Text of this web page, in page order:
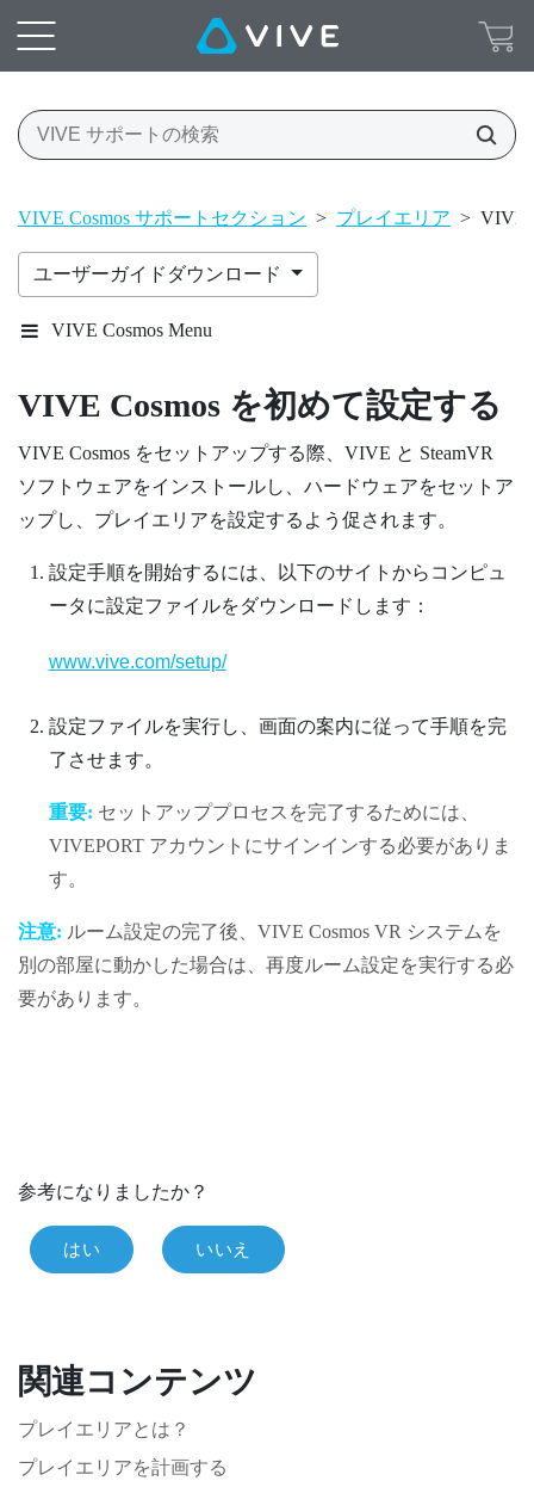
VIVE Cosmos サポートセクション > プレイエリア > VIVE
ユーザーガイドダウンロード
VIVE Cosmos Menu
VIVE Cosmos を初めて設定する
VIVE Cosmos をセットアップする際、 VIVE と SteamVR
ソフトウェアをインストールし、ハードウェアをセットア
ップし、プレイエリアを設定するよう促されます。
設定手順を開始するには、以下のサイトからコンピュ
ータに設定ファイルをダウンロードします：
www.vive.com/setup/
設定ファイルを実行し、画面の案内に従って手順を完
了させます。
重要: セットアッププロセスを完了するためには、
VIVEPORTアカウントにサインインする必要がありま
す。
注意: ルーム設定の完了後、 VIVE Cosmos VR システムを
別の部屋に動かした場合は、再度ルーム設定を実行する必
要があります。
参考になりましたか？
はい いいえ
関連コンテンツ
プレイエリアとは？
プレイエリアを計画する